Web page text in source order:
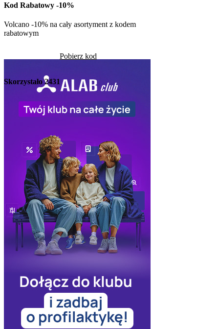
Kod Rabatowy -10%
Volcano -10% na cały asortyment z kodem
rabatowym
Pobierz kod
Skorzystało2431